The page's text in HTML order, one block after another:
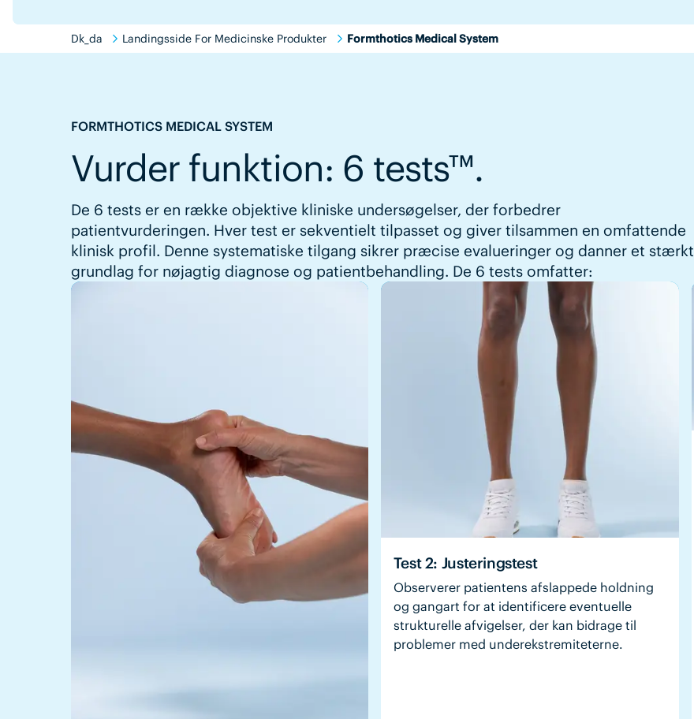
Dk_da Landingsside For Medicinske Produkter Formthotics Medical System
FORMTHOTICS MEDICAL SYSTEM
Vurder funktion: 6 tests™.
De 6 tests er en række objektive kliniske undersøgelser, der forbedrer
patientvurderingen. Hver test er sekventielt tilpasset og giver tilsammen en omfattende
klinisk profil. Denne systematiske tilgang sikrer præcise evalueringer og danner et stærkt
grundlag for nøjagtig diagnose og patientbehandling. De 6 tests omfatter:
Test 2: Justeringstest
Observerer patientens afslappede holdning
og gangart for at identificere eventuelle
strukturelle afvigelser, der kan bidrage til
problemer med underekstremiteterne.